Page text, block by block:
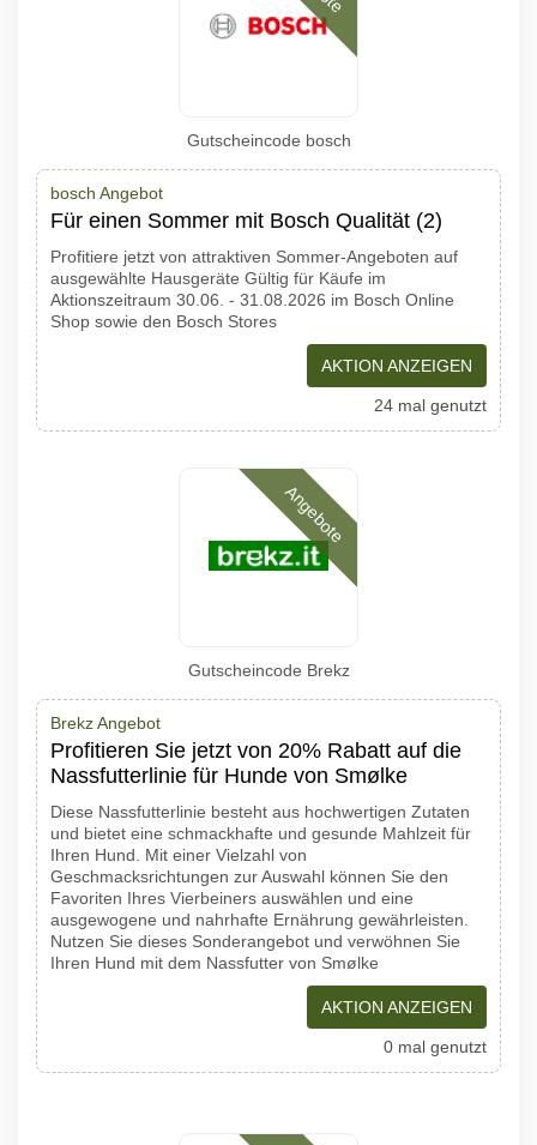
Gutscheincode bosch
bosch Angebot
Für einen Sommer mit Bosch Qualität (2)
Profitiere jetzt von attraktiven Sommer-Angeboten auf
ausgewählte Hausgeräte Gültig für Käufe im
Aktionszeitraum 30.06. - 31.08.2026 im Bosch Online
Shop sowie den Bosch Stores
AKTION ANZEIGEN
24 mal genutzt
Angebote
Gutscheincode Brekz
Brekz Angebot
Profitieren Sie jetzt von 20% Rabatt auf die
Nassfutterlinie für Hunde von Smølke
Diese Nassfutterlinie besteht aus hochwertigen Zutaten
und bietet eine schmackhafte und gesunde Mahlzeit für
Ihren Hund. Mit einer Vielzahl von
Geschmacksrichtungen zur Auswahl können Sie den
Favoriten Ihres Vierbeiners auswählen und eine
ausgewogene und nahrhafte Ernährung gewährleisten.
Nutzen Sie dieses Sonderangebot und verwöhnen Sie
Ihren Hund mit dem Nassfutter von Smølke
AKTION ANZEIGEN
0 mal genutzt